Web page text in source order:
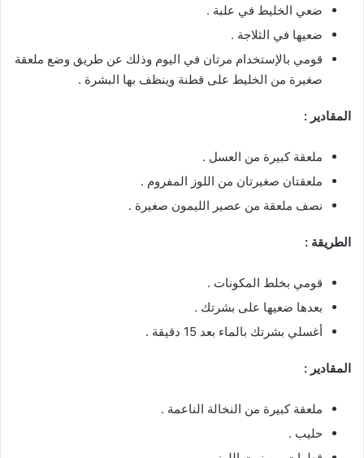
ضعي الخليط في علبة .
ضعيها في الثلاجة .
قومي بالإستخدام مرتان في اليوم وذلك عن طريق وضع ملعقة
صغيرة من الخليط على قطنة وينظف بها البشرة .
المقادير :
ملعقة كبيرة من العسل .
ملعقتان صغيرتان من اللوز المفروم .
نصف ملعقة من عصير الليمون صغيرة .
الطريقة :
قومي بخلط المكونات .
بعدها ضعيها على بشرتك .
أغسلي بشرتك بالماء بعد 15 دقيقة .
المقادير :
ملعقة كبيرة من النخالة الناعمة .
حليب .